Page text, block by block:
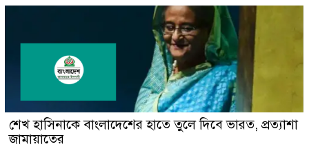
শেখ হাসিনাকে বাংলাদেশের হাতে তুলে দিবে ভারত, প্রত্যাশা
জামায়াতের